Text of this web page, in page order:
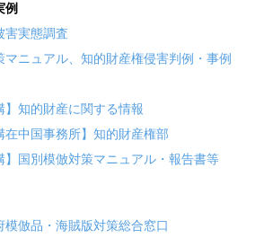
例
害実態調査
マニュアル、知的財産権侵害判例・事例
】知的財産に関する情報
在中国事務所】知的財産権部
】国別模倣対策マニュアル・報告書等
模倣品・海賊版対策総合窓口